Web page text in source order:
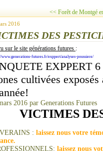
<< Forêt de Montgé
2016
DES
sur le site générations futures :
www.generations-futures.fr/exppert/analyses-poussiere/
EXPPERT 6
cultivées
2016 par Generations Futures
VICTIMES
: laissez nous votre
laissez nous